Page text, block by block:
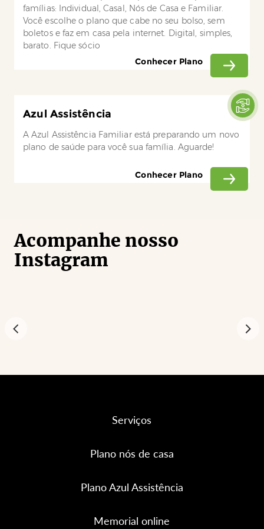
famílias: Individual, Casal, Nós de Casa e Familiar.
Você escolhe o plano que cabe no seu bolso, sem
boletos e faz em casa pela internet. Digital, simples,
barato. Fique sócio
Conhecer Plano
Azul Assistência
A Azul Assistência Familiar está preparando um novo
plano de saúde para você sua família. Aguarde!
Conhecer Plano
Acompanhe nosso
Instagram
Serviços
Plano nós de casa
Plano Azul Assistência
Memorial online